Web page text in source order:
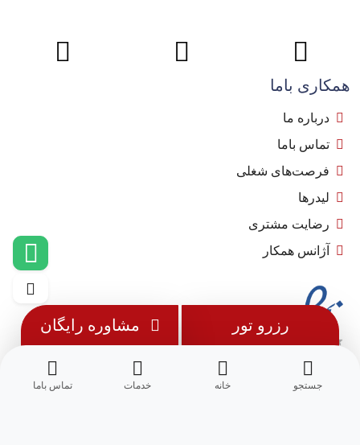
جستجو خانه خدمات تماس باما
رزرو تور مشاوره رایگان
همکاری باما
درباره ما
تماس باما
فرصت‌های شغلی
لیدرها
رضایت مشتری
آژانس همکار